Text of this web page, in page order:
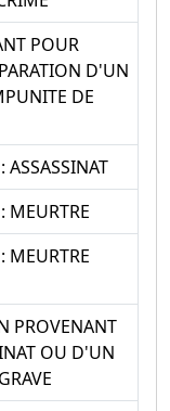
POUR
D'UN
DE
ASSASSINAT
MEURTRE
MEURTRE
PROVENANT
OU D'UN